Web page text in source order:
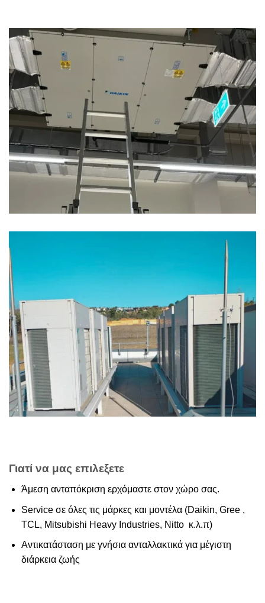
Γιατί να μας επιλεξετε
Άμεση ανταπόκριση ερχόμαστε στον χώρο σας.
Service σε όλες τις μάρκες και μοντέλα (Daikin, Gree ,
TCL, Mitsubishi Heavy Industries, Nitto κ.λ.π)
Αντικατάσταση με γνήσια ανταλλακτικά για μέγιστη
διάρκεια ζωής